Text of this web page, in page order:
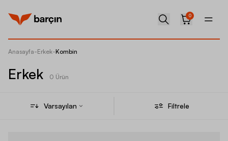
0
Anasayfa-Erkek-Kombin
Erkek 0 Ürün
Varsayılan Filtrele